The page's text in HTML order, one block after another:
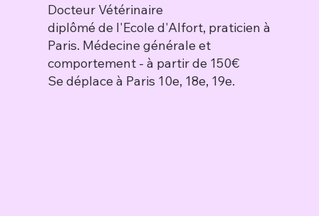
Docteur Vétérinaire
diplômé de l'Ecole d'Alfort, praticien à
Paris. Médecine générale et
comportement - à partir de 150€
Se déplace à Paris 10e, 18e, 19e.